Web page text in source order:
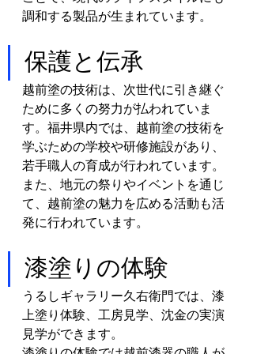
調和する製品が生まれています。
保護と伝承
越前塗の技術は、次世代に引き継ぐ
ために多くの努力が払われていま
す。福井県内では、越前塗の技術を
学ぶための学校や研修施設があり、
若手職人の育成が行われています。
また、地元の祭りやイベントを通じ
て、越前塗の魅力を広める活動も活
発に行われています。
漆塗りの体験
うるしギャラリー久右衛門では、漆
上塗り体験、工房見学、沈金の実演
見学ができます。